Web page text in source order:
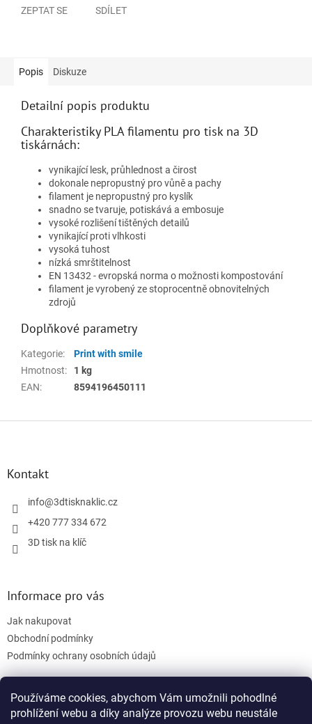
Používáme cookies, abychom Vám umožnili pohodlné
prohlížení webu a díky analýze provozu webu neustále
ZEPTAT SE SDÍLET
Popis Diskuze
Detailní popis produktu
Charakteristiky PLA filamentu pro tisk na 3D
tiskárnách:
vynikající lesk, průhlednost a čirost
dokonale nepropustný pro vůně a pachy
filament je nepropustný pro kyslík
snadno se tvaruje, potiskává a embosuje
vysoké rozlišení tištěných detailů
vynikající proti vlhkosti
vysoká tuhost
nízká smrštitelnost
EN 13432 - evropská norma o možnosti kompostování
filament je vyrobený ze stoprocentně obnovitelných
zdrojů
Doplňkové parametry
Kategorie:
Print with smile
Hmotnost:
1 kg
EAN: 8594196450111
Z
Kontakt
info@3dtisknaklic.cz
+420 777 334 672
3D tisk na klíč
Informace pro vás
Jak nakupovat
Obchodní podmínky
Podmínky ochrany osobních údajů
Facebook